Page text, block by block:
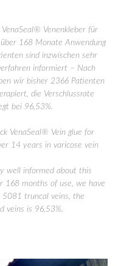
Venenkleber für
168 Monate Anwendung
sind inzwischen sehr
informiert – Nach
wir bisher 2366 Patienten
die Verschlussrate
bei 96,53%.
VenaSeal® Vein glue for
14 years in varicose vein
well informed about this
months of use, we have
truncal veins, the
veins is 96,53%.